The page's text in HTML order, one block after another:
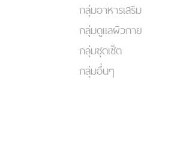
กลุ่มอาหารเสริม
กลุ่มดูแลผิวกาย
กลุ่มชุดเซ็ต
กลุ่มอื่นๆ